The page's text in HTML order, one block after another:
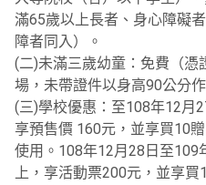
滿65歲以上長者、身心障礙
障者同入）。
(二)未滿三歲幼童：免費（憑
場，未帶證件以身高90公分
(三)學校優惠：至108年12月
享預售價 160元，並享買10
使用。108年12月28日至109
上，享活動票200元，並享